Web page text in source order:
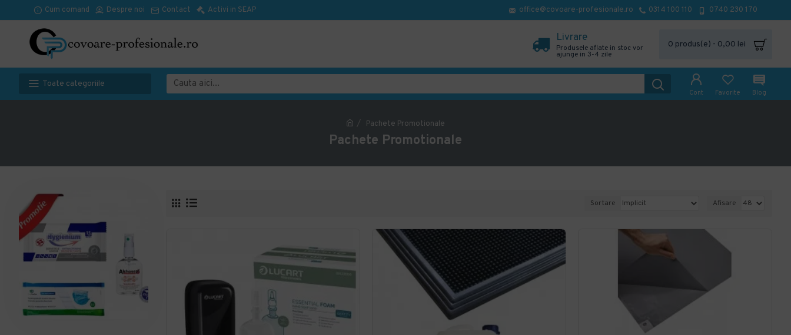
Cum comand Despre noi Contact Activi in SEAP office@covoare-profesionale.ro 0314 100 110 0740 230 170
Livrare
Produsele aflate in stoc vor
ajunge in 3-4 zile
0 produs(e) - 0,00 lei
Toate categoriile
Cont Favorite Blog
Pachete Promotionale
Pachete Promotionale
Sortare Afisare